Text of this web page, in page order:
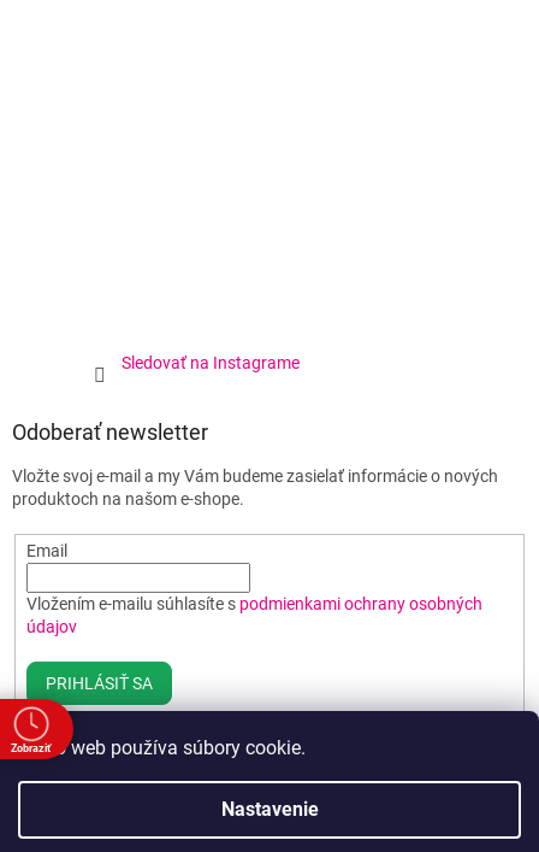
Tento web používa súbory cookie.
Nastavenie
Sledovať na Instagrame
Odoberať newsletter
Vložte svoj e-mail a my Vám budeme zasielať informácie o nových
produktoch na našom e-shope.
Email
Vložením e-mailu súhlasíte s podmienkami ochrany osobných
údajov
PRIHLÁSIŤ SA
Zobraziť